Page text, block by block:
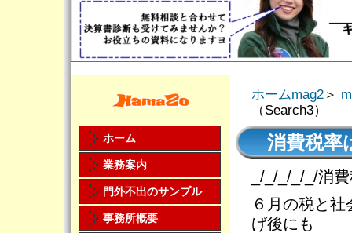
ホームmag2 ＞
（Search3）
消費税率
_/_/_/_/_/消
６月の税と
げ後にも
ホーム
業務案内
門外不出のサンプル
事務所概要